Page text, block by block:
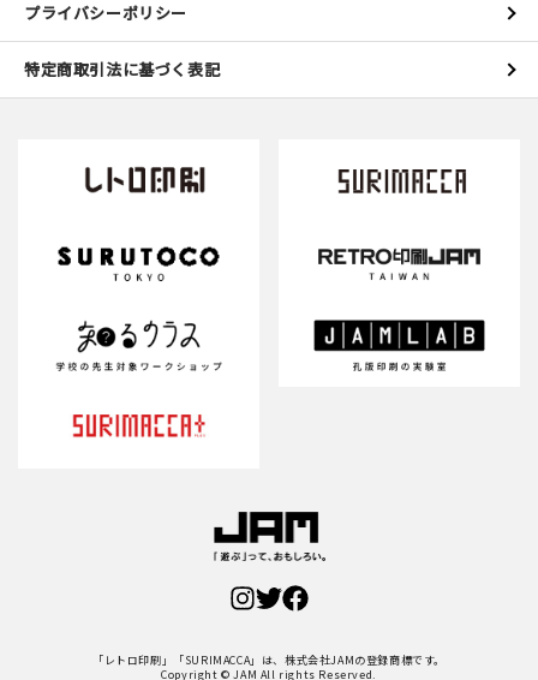
プライバシーポリシー
特定商取引法に基づく表記
「レトロ印刷」「SURIMACCA」は、株式会社JAMの登録商標です。
Copyright © JAM All rights Reserved.